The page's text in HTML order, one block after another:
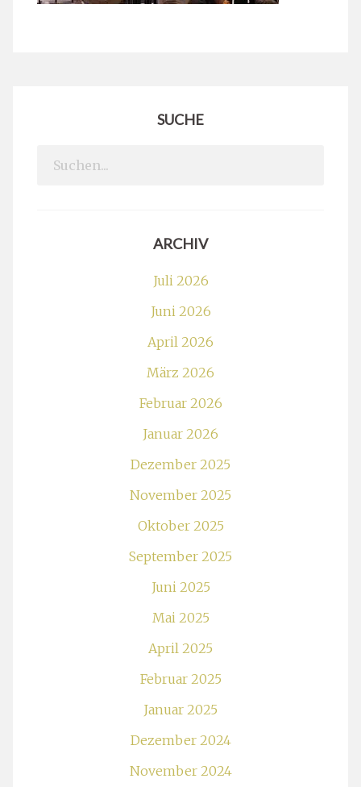
SUCHE
Search
ARCHIV
Juli 2026
Juni 2026
April 2026
März 2026
Februar 2026
Januar 2026
Dezember 2025
November 2025
Oktober 2025
September 2025
Juni 2025
Mai 2025
April 2025
Februar 2025
Januar 2025
Dezember 2024
November 2024